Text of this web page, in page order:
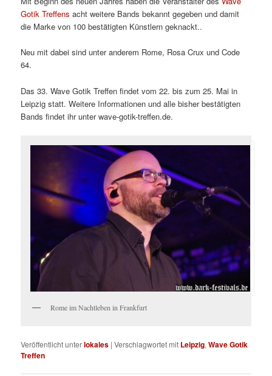
Gotik Treffens acht weitere Bands bekannt gegeben und damit
die Marke von 100 bestätigten Künstlern geknackt..
Neu mit dabei sind unter anderem Rome, Rosa Crux und Code
64.
Das 33. Wave Gotik Treffen findet vom 22. bis zum 25. Mai in
Leipzig statt. Weitere Informationen und alle bisher bestätigten
Bands findet ihr unter wave-gotik-treffen.de.
Rome im Nachtleben in Frankfurt
Veröffentlicht unterlokales |Verschlagwortet mit Leipzig,Wave Gotik
Treffen